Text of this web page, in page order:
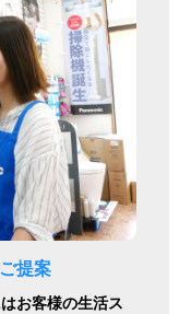
提案
お客様の生活ス